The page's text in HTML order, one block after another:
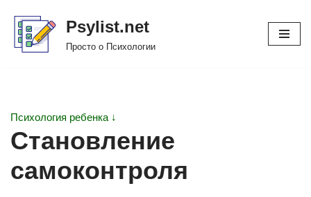
Перейти
Psylist.net
Просто о Психологии
Психология ребенка ↓
Становление
самоконтроля